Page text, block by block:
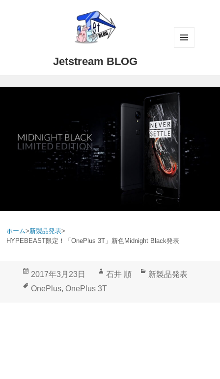
Jetstream BLOG
ホーム>新製品発表>
HYPEBEAST限定！「OnePlus 3T」新色Midnight Black発表
投
稿
2017年3月23日
作
成
石井 順
カ
新製品発表
タ
OnePlus, OnePlus 3T